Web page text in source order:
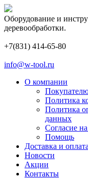
Оборудование и
деревообработки.
+7(831) 414-65-80
info@w-tool.ru
О компании
Политика
Политика
данных
Согласие
Помощь
Доставка и оплата
Новости
Акции
Контакты